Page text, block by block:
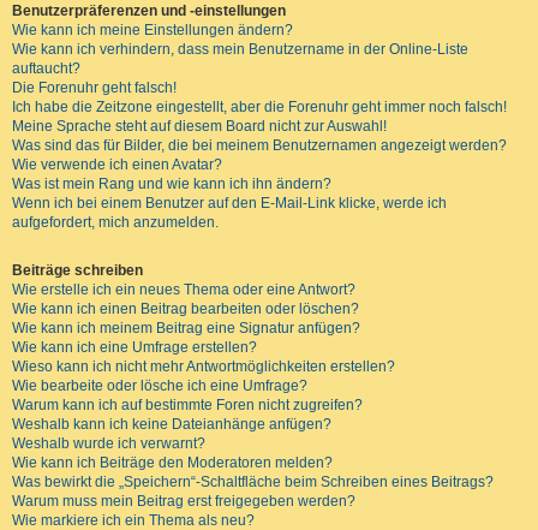
Benutzerpräferenzen und -einstellungen
Wie kann ich meine Einstellungen ändern?
Wie kann ich verhindern, dass mein Benutzername in der Online-Liste
auftaucht?
Die Forenuhr geht falsch!
Ich habe die Zeitzone eingestellt, aber die Forenuhr geht immer noch falsch!
Meine Sprache steht auf diesem Board nicht zur Auswahl!
Was sind das für Bilder, die bei meinem Benutzernamen angezeigt werden?
Wie verwende ich einen Avatar?
Was ist mein Rang und wie kann ich ihn ändern?
Wenn ich bei einem Benutzer auf den E-Mail-Link klicke, werde ich
aufgefordert, mich anzumelden.
Beiträge schreiben
Wie erstelle ich ein neues Thema oder eine Antwort?
Wie kann ich einen Beitrag bearbeiten oder löschen?
Wie kann ich meinem Beitrag eine Signatur anfügen?
Wie kann ich eine Umfrage erstellen?
Wieso kann ich nicht mehr Antwortmöglichkeiten erstellen?
Wie bearbeite oder lösche ich eine Umfrage?
Warum kann ich auf bestimmte Foren nicht zugreifen?
Weshalb kann ich keine Dateianhänge anfügen?
Weshalb wurde ich verwarnt?
Wie kann ich Beiträge den Moderatoren melden?
Was bewirkt die „Speichern“-Schaltfläche beim Schreiben eines Beitrags?
Warum muss mein Beitrag erst freigegeben werden?
Wie markiere ich ein Thema als neu?